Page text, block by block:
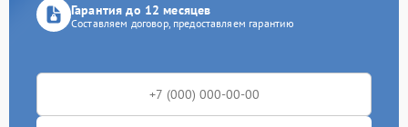
Гарантия до 12 месяцев
Составляем договор, предоставляем гарантию